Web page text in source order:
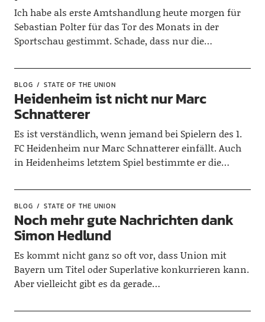
Ich habe als erste Amtshandlung heute morgen für
Sebastian Polter für das Tor des Monats in der
Sportschau gestimmt. Schade, dass nur die…
BLOG STATE OF THE UNION
Heidenheim ist nicht nur Marc
Schnatterer
Es ist verständlich, wenn jemand bei Spielern des 1.
FC Heidenheim nur Marc Schnatterer einfällt. Auch
in Heidenheims letztem Spiel bestimmte er die…
BLOG STATE OF THE UNION
Noch mehr gute Nachrichten dank
Simon Hedlund
Es kommt nicht ganz so oft vor, dass Union mit
Bayern um Titel oder Superlative konkurrieren kann.
Aber vielleicht gibt es da gerade…